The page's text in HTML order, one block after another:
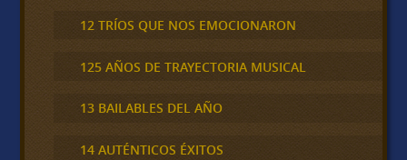
12 TRÍOS QUE NOS EMOCIONARON
125 AÑOS DE TRAYECTORIA MUSICAL
13 BAILABLES DEL AÑO
14 AUTÉNTICOS ÉXITOS